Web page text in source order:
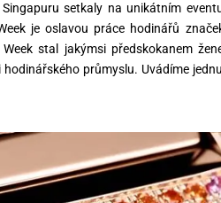
setkaly na unikátním
je oslavou práce hodinářů
stal jakýmsi předskokanem
průmyslu. Uvádíme